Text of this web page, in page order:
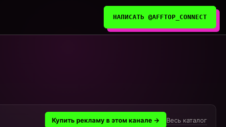
НАПИСАТЬ @AFFTOP_CONNECT
Купить рекламу в этом канале → Весь каталог